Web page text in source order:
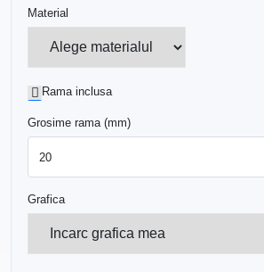
Material
Rama inclusa
Grosime rama (mm)
Grafica